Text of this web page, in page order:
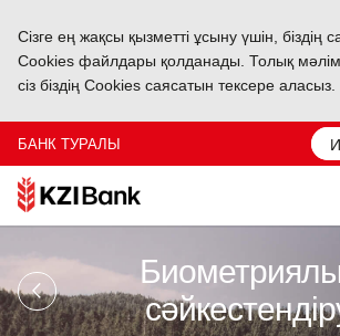
Сізге ең жақсы қызметті ұсыну үшін, біздің
Cookies файлдары қолданады. Толық
сіз біздің Cookies саясатын тексере аласыз.
БАНК ТУРАЛЫ